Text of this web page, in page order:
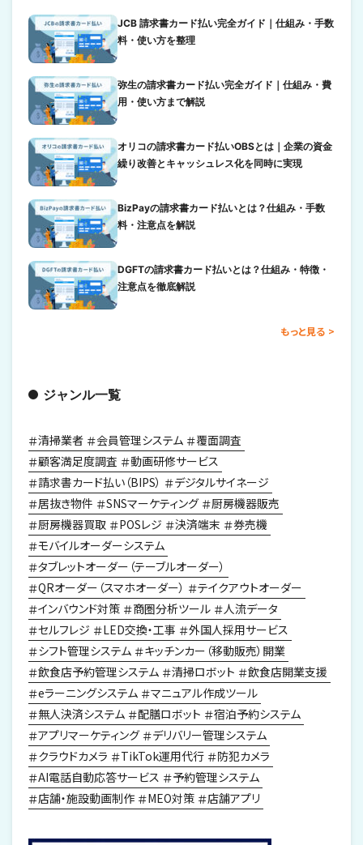
JCB 請求書カード払い完全ガイド｜仕組み・手数
料・使い方を整理
弥生の請求書カード払い完全ガイド｜仕組み・費
用・使い方まで解説
オリコの請求書カード払いOBSとは｜企業の資金
繰り改善とキャッシュレス化を同時に実現
BizPayの請求書カード払いとは？仕組み・手数
料・注意点を解説
DGFTの請求書カード払いとは？仕組み・特徴・
注意点を徹底解説
もっと見る
ジャンル一覧
清掃業者 会員管理システム
覆面調査
顧客満足度調査
動画研修サービス
請求書カード払い（BIPS）
デジタルサイネージ
居抜き物件
SNSマーケティング
厨房機器販売
厨房機器買取
POSレジ 決済端末
券売機
モバイルオーダーシステム
タブレットオーダー（テーブルオーダー）
QRオーダー（スマホオーダー）
テイクアウトオーダー
インバウンド対策
商圏分析ツール
人流データ
セルフレジ
LED交換・工事
外国人採用サービス
シフト管理システム
キッチンカー（移動販売）開業
飲食店予約管理システム
清掃ロボット
飲食店開業支援
eラーニングシステム
マニュアル作成ツール
無人決済システム
配膳ロボット
宿泊予約システム
アプリマーケティング
デリバリー管理システム
クラウドカメラ
TikTok運用代行
防犯カメラ
AI電話自動応答サービス
予約管理システム
店舗・施設動画制作
MEO対策 店舗アプリ